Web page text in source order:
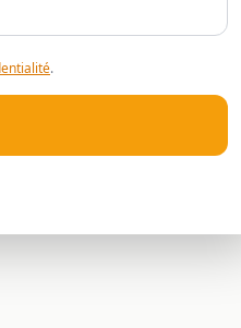
.